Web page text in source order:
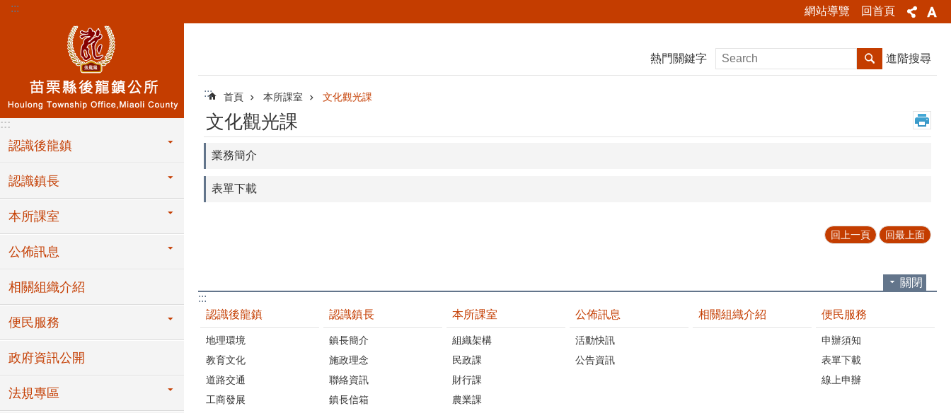
跳到主要內容區塊
::: 網站導覽 回首頁
:::
認識後龍鎮
認識鎮長
本所課室
公佈訊息
相關組織介紹
便民服務
政府資訊公開
法規專區
熱門關鍵字 進階搜尋
::: 首頁 本所課室 文化觀光課
文化觀光課
業務簡介
表單下載
回上一頁 回最上面
關閉
:::
認識後龍鎮
地理環境
教育文化
道路交通
工商發展
認識鎮長
鎮長簡介
施政理念
聯絡資訊
鎮長信箱
本所課室
組織架構
民政課
財行課
農業課
公佈訊息
活動快訊
公告資訊
相關組織介紹 便民服務
申辦須知
表單下載
線上申辦